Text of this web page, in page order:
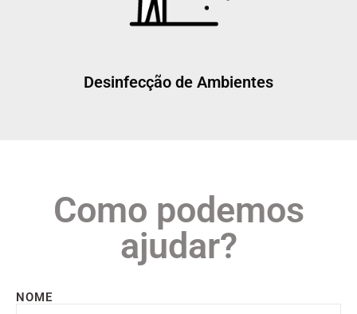
Desinfecção de Ambientes
Como podemos
ajudar?
NOME